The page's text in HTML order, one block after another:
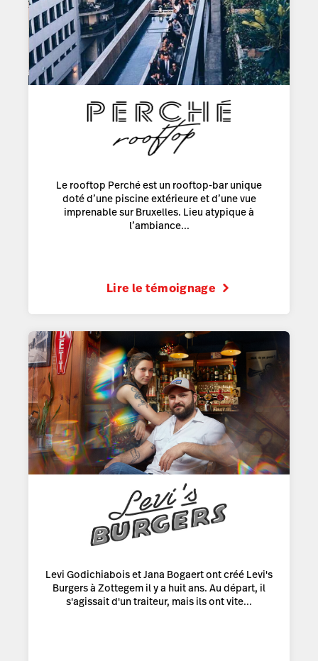
Le rooftop Perché est un rooftop-bar unique
doté d’une piscine extérieure et d’une vue
imprenable sur Bruxelles. Lieu atypique à
l’ambiance...
Lire le témoignage
Levi Godichiabois et Jana Bogaert ont créé Levi's
Burgers à Zottegem il y a huit ans. Au départ, il
s'agissait d'un traiteur, mais ils ont vite...